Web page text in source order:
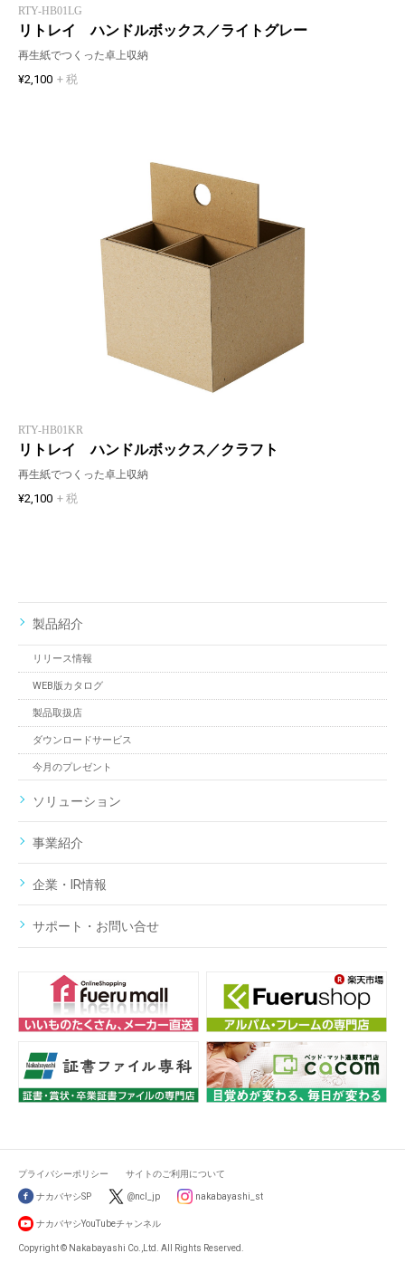
RTY-HB01LG
リトレイ ハンドルボックス／ライトグレー
再生紙でつくった卓上収納
¥2,100 + 税
RTY-HB01KR
リトレイ ハンドルボックス／クラフト
再生紙でつくった卓上収納
¥2,100 + 税
製品紹介
リリース情報
WEB版カタログ
製品取扱店
ダウンロードサービス
今月のプレゼント
ソリューション
事業紹介
企業・IR情報
サポート・お問い合せ
プライバシーポリシー サイトのご利用について
ナカバヤシSP @ncl_jp nakabayashi_st
ナカバヤシYouTubeチャンネル
Copyright © Nakabayashi Co.,Ltd. All Rights Reserved.